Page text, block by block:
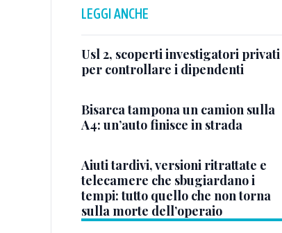
LEGGI ANCHE
Usl 2, scoperti investigatori privati
per controllare i dipendenti
Bisarca tampona un camion sulla
A4: un’auto finisce in strada
Aiuti tardivi, versioni ritrattate e
telecamere che sbugiardano i
tempi: tutto quello che non torna
sulla morte dell’operaio